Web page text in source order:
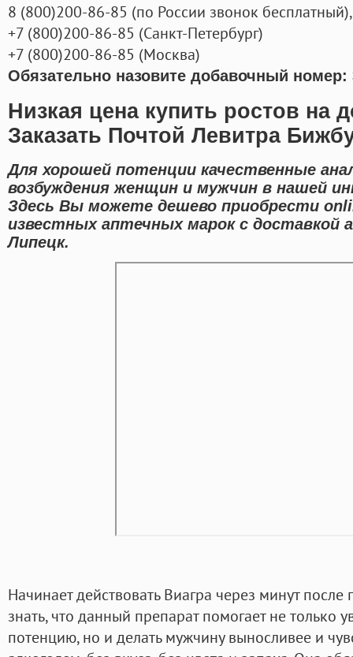
8 (800)200-86-85 (по России звонок бесплатный),
+7 (800)200-86-85 (Санкт-Петербург)
+7 (800)200-86-85 (Москва)
Обязательно назовите добавочный номер:
Низкая цена купить ростов на
Заказать Почтой Левитра
Для хорошей потенции качественные
возбуждения женщин и мужчин в нашей
Здесь Вы можете дешево приобрести
известных аптечных марок с доставкой
Липецк.
Начинает действовать Виагра через минут
знать, что данный препарат помогает не только
потенцию, но и делать мужчину выносливее и